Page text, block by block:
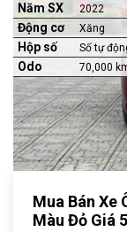
Năm SX 2022
Động cơ Xăng
Hộp số Số tự
Odo 70,000
Mua Bán Xe
Màu Đỏ Giá